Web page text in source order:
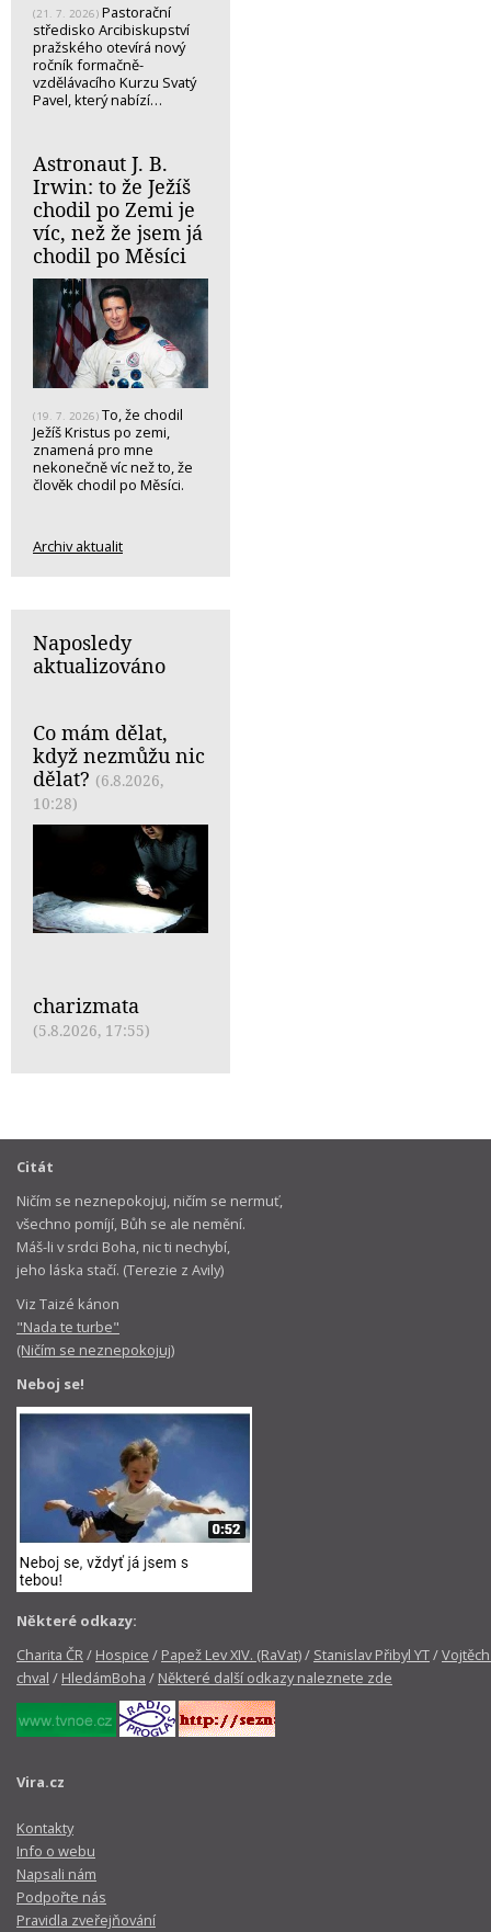
(21. 7. 2026) Pastorační
středisko Arcibiskupství
pražského otevírá nový
ročník formačně-
vzdělávacího Kurzu Svatý
Pavel, který nabízí…
Astronaut J. B.
Irwin: to že Ježíš
chodil po Zemi je
víc, než že jsem já
chodil po Měsíci
(19. 7. 2026) To, že chodil
Ježíš Kristus po zemi,
znamená pro mne
nekonečně víc než to, že
člověk chodil po Měsíci.
Archiv aktualit
Naposledy
aktualizováno
Co mám dělat,
když nezmůžu nic
dělat? (6.8.2026,
10:28)
charizmata
(5.8.2026, 17:55)
Citát
Ničím se neznepokojuj, ničím se nermuť,
všechno pomíjí, Bůh se ale nemění.
Máš-li v srdci Boha, nic ti nechybí,
jeho láska stačí. (Terezie z Avily)
Viz Taizé kánon
"Nada te turbe"
(Ničím se neznepokojuj)
Neboj se!
Některé odkazy:
Charita ČR/ Hospice / Papež Lev XIV. (RaVat)/ Stanislav Přibyl YT/
chval / HledámBoha / Některé další odkazy naleznete zde
Vira.cz
Kontakty
Info o webu
Napsali nám
Podpořte nás
Pravidla zveřejňování